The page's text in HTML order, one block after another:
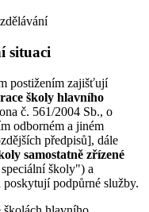
situaci
postižením zajišťují
školy hlavního
č. 561/2004 Sb., o
odborném a jiném
předpisů], dále
samostatně zřízené
školy") a
poskytují podpůrné služby.